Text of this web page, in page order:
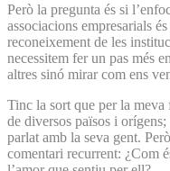
Però la pregunta és si
associacions empresarials
reconeixement de les
necessitem fer un pas més
altres sinó mirar com ens
Tinc la sort que per la meva
de diversos països i
parlat amb la seva gent.
comentari recurrent: ¿Com